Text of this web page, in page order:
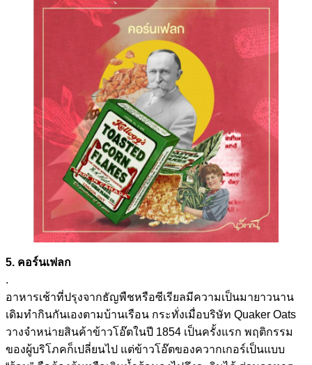
5. คอร์นเฟลก
.
อาหารเช้าที่ปรุงจากธัญพืชหรือซีเรียลมีความเป็นมายาวนาน
เดิมทำกินกันเองตามบ้านเรือน กระทั่งเมื่อบริษัท Quaker Oats
วางจำหน่ายสินค้าข้าวโอ๊ตในปี 1854 เป็นครั้งแรก พฤติกรรม
ของผู้บริโภคก็เปลี่ยนไป แต่ข้าวโอ๊ตของควากเกอร์เป็นแบบ